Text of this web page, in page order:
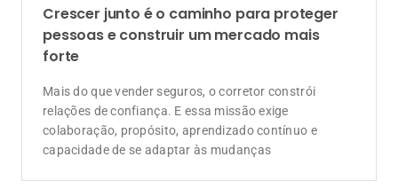
Crescer junto é o caminho para proteger
pessoas e construir um mercado mais
forte
Mais do que vender seguros, o corretor constrói
relações de confiança. E essa missão exige
colaboração, propósito, aprendizado contínuo e
capacidade de se adaptar às mudanças